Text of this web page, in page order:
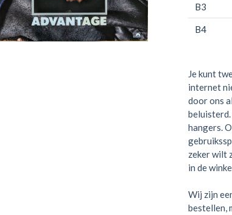
B3
B4
Je kunt
internet
door ons
hangers.
zeker wilt
in de
Wij zijn
bestellen,